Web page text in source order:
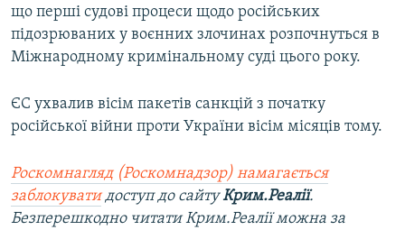
що перші судові процеси щодо російських
підозрюваних у воєнних злочинах розпочнуться в
Міжнародному кримінальному суді цього року.
ЄС ухвалив вісім пакетів санкцій з початку
російської війни проти України вісім місяців тому.
Роскомнагляд (Роскомнадзор) намагається
заблокуватидоступ до сайтуКрим.Реалії.
Безперешкодно читати Крим.Реалії можна за